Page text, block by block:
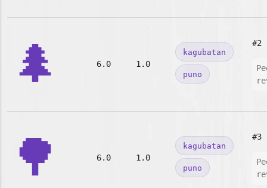
🌲 6.0 1.0
kagubatan
puno
#2
🌳 6.0 1.0
kagubatan
puno
#3